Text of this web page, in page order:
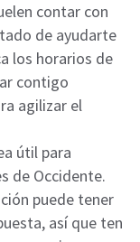
contar con
de ayudarte
los horarios de
contigo
agilizar el
útil para
de Occidente.
puede tener
así que ten